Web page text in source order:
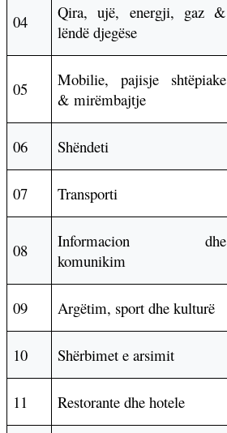
04
Qira, ujë, energji, gaz &
lëndë djegëse
05
Mobilie, pajisje shtëpiake
& mirëmbajtje
06 Shëndeti
07 Transporti
08
Informacion dhe
komunikim
09 Argëtim, sport dhe kulturë
10 Shërbimet e arsimit
11 Restorante dhe hotele